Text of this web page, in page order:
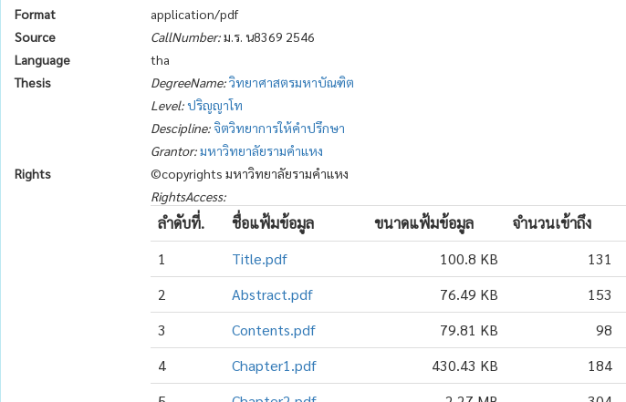
Format
application/pdf
Source
CallNumber:ม.ร. น8369 2546
Language
tha
Thesis
DegreeName:วิทยาศาสตรมหาบัณฑิต
Level:ปริญญาโท
Descipline: จิตวิทยาการให้คำปรึกษา
Grantor:มหาวิทยาลัยรามคำแหง
Rights
©copyrights มหาวิทยาลัยรามคำแหง
RightsAccess:
ลำดับที่. ชื่อแฟ้มข้อมูล ขนาดแฟ้มข้อมูล จำนวนเข้าถึง
1
Title.pdf 100.8 KB 131
2
Abstract.pdf 76.49 KB 153
3
Contents.pdf 79.81 KB 98
4
Chapter1.pdf 430.43 KB 184